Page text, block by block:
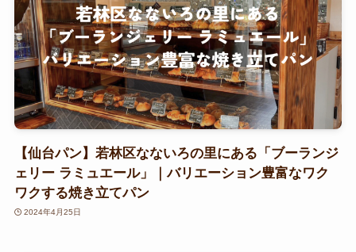
【仙台パン】若林区なないろの里にある「ブーランジ
ェリー ラミュエール」｜バリエーション豊富なワク
ワクする焼き立てパン
2024年4月25日